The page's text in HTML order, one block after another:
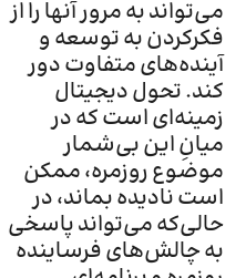
می‌تواند به مرور آنها را از
فکرکردن به توسعه و
آینده‌های متفاوت دور
کند. تحول دیجیتال
زمینه‌ای است که در
میانِ این بی‌شمار
موضوع روزمره، ممکن
است نادیده بماند، در
حالی‌که می‌تواند پاسخی
به چالش‌های فرساینده